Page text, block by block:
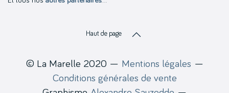
Haut de page
© La Marelle 2020 — Mentions légales —
Conditions générales de vente